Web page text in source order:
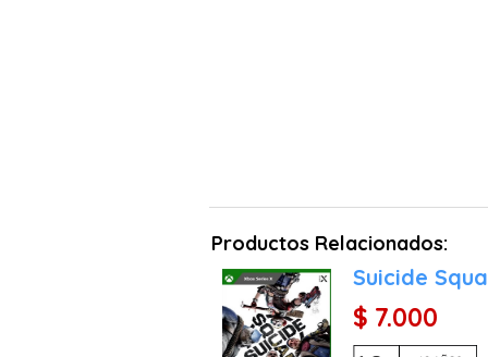
Productos Relacionados:
Suicide
$ 7.000